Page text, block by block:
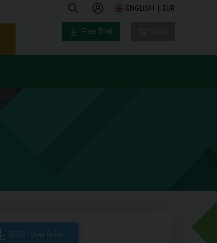
ENGLISH EUR
Free Trial
GEO5 - User Guide